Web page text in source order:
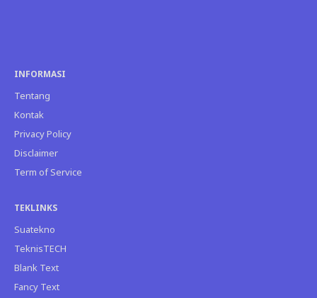
INFORMASI
Tentang
Kontak
Privacy Policy
Disclaimer
Term of Service
TEKLINKS
Suatekno
TeknisTECH
Blank Text
Fancy Text